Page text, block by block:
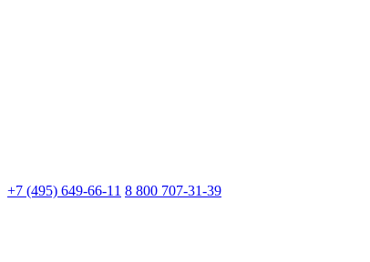
+7 (495) 649-66-11 8 800 707-31-39